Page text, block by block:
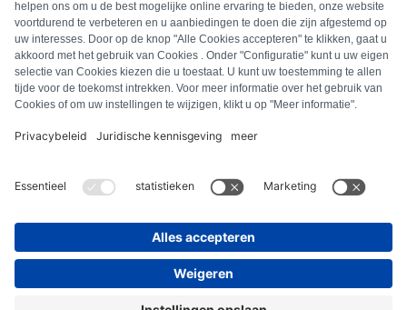
FAQ
Alle foutcodes
Over ons
Druk op
Colofon
Algemene voorwaarden
Cookiebeleid
Contract herroepen